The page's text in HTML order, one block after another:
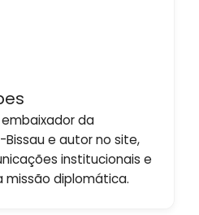
embaixador da
Bissau e autor no site,
institucionais e
missão diplomática.